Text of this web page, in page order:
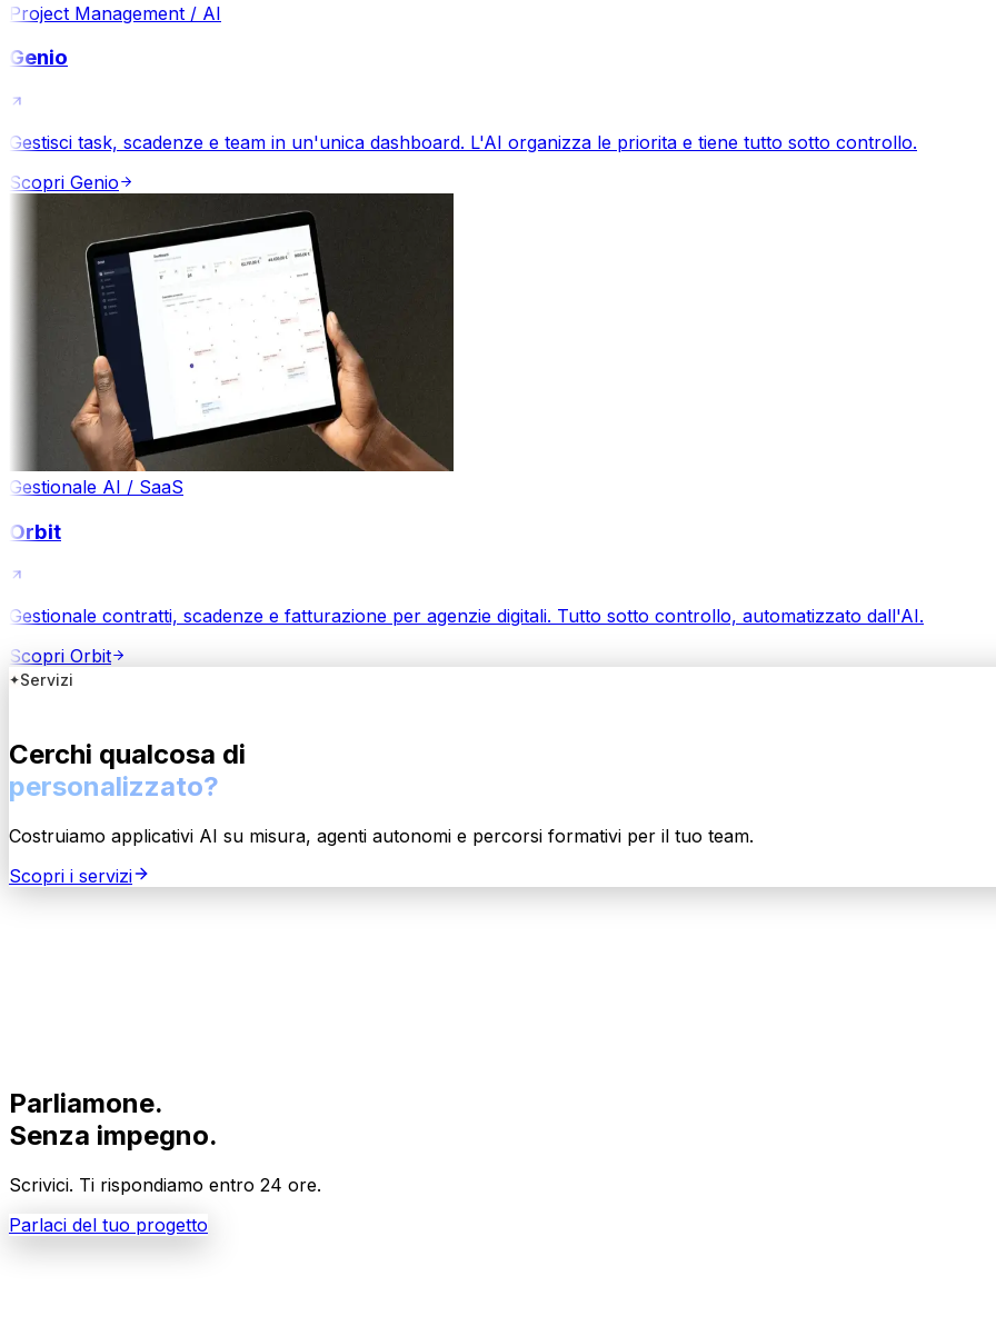
Project Management / AI
Genio
Gestisci task, scadenze e team in un'unica dashboard. L'AI organizza le priorita e tiene tutto sotto controllo.
Scopri Genio
Gestionale AI / SaaS
Orbit
Gestionale contratti, scadenze e fatturazione per agenzie digitali. Tutto sotto controllo, automatizzato dall'AI.
Scopri Orbit
Servizi
Cerchi qualcosa di
personalizzato?
Costruiamo applicativi AI su misura, agenti autonomi e percorsi formativi per il tuo team.
Scopri i servizi
Parliamone.
Senza impegno.
Scrivici. Ti rispondiamo entro 24 ore.
Parlaci del tuo progetto